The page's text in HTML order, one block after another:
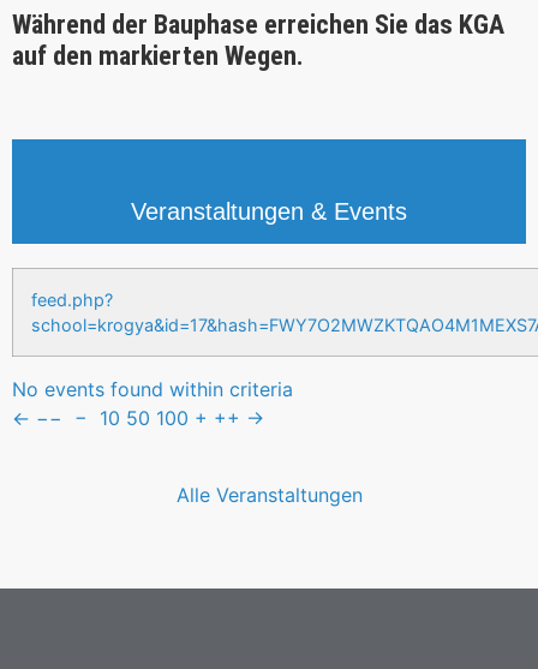
Während der Bauphase erreichen Sie das KGA
auf den markierten Wegen.
Veranstaltungen & Events
feed.php?
No events found within criteria
← −− − 10 50 100 + ++ →
Alle Veranstaltungen